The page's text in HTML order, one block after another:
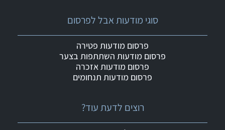
רוצים לדעת עוד?
סוגי מודעות אבל לפרסום
פרסום מודעות פטירה
פרסום מודעות השתתפות בצער
פרסום מודעות אזכרה
פרסום מודעות תנחומים